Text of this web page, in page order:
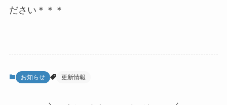
ださい＊＊＊
お知らせ 更新情報